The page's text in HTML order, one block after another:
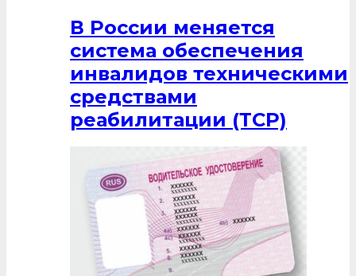
В России меняется
система обеспечения
инвалидов техническими
средствами
реабилитации (ТСР)